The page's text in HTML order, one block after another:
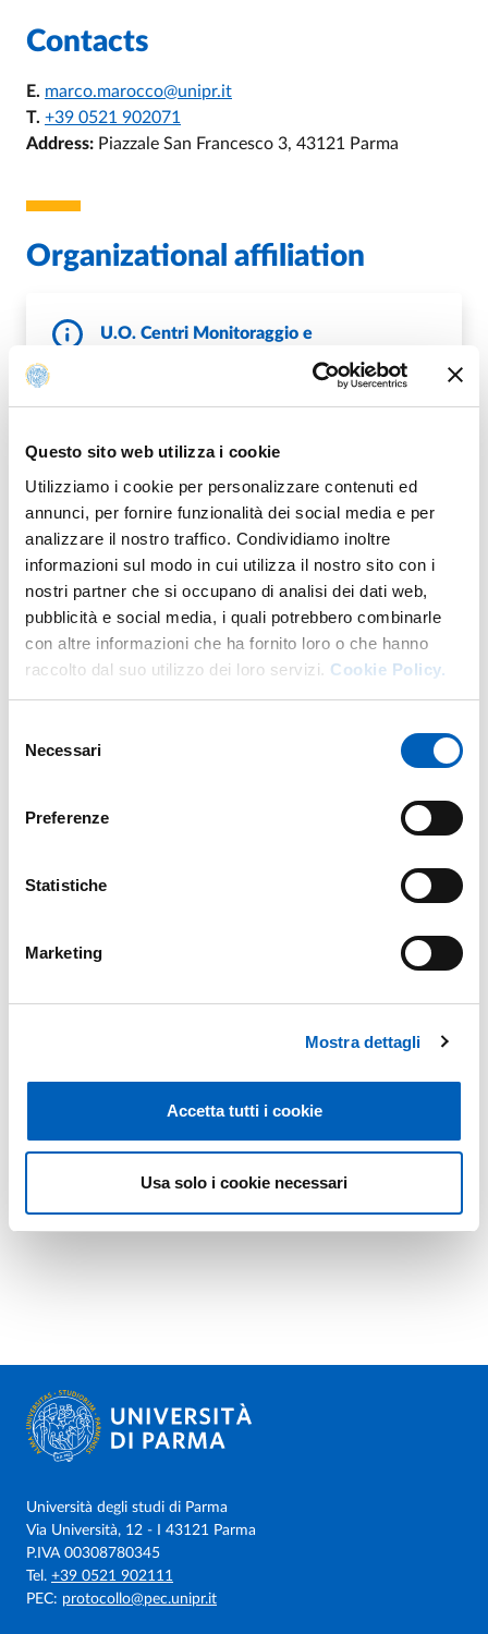
Questo sito web utilizza i cookie
Utilizziamo i cookie per personalizzare contenuti ed
annunci, per fornire funzionalità dei social media e per
analizzare il nostro traffico. Condividiamo inoltre
informazioni sul modo in cui utilizza il nostro sito con i
nostri partner che si occupano di analisi dei dati web,
pubblicità e social media, i quali potrebbero combinarle
con altre informazioni che ha fornito loro o che hanno
raccolto dal suo utilizzo dei loro servizi. Cookie Policy.
delNecessari
Preferenze
Statistiche
Marketing
Mostra dettagli
Accetta tutti i cookie
Usa solo i cookie necessari
Contacts
E. marco.marocco@unipr.it
T. +39 0521 902071
Address: Piazzale San Francesco 3, 43121 Parma
Organizational affiliation
U.O. Centri Monitoraggio e
E. uocentri@unipr.it
GO TO DESCRIPTION DI U.O. CENTRI MONITORAGGIO
More facility staff at this address
Personale tecnico amministrativo
Università degli studi di Parma
Via Università, 12 - I 43121 Parma
P.IVA 00308780345
Tel. +39 0521 902111
PEC: protocollo@pec.unipr.it